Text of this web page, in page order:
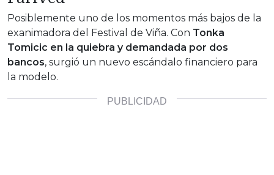
Posiblemente uno de los momentos más bajos de la
exanimadora del Festival de Viña. Con Tonka
Tomicic en la quiebra y demandada por dos
bancos, surgió un nuevo escándalo financiero para
la modelo.